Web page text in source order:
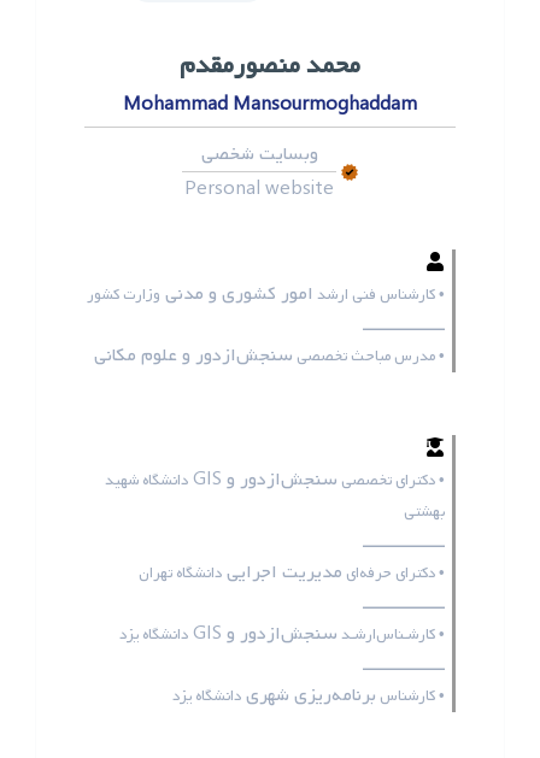
محمد ‌منصورمقدم
Mohammad Mansourmoghaddam
وبسایت شخصی
Personal website
• کارشناس فنی ارشد امور کشوری و مدنی وزارت کشور
ـــــــــــــــــ
• مدرس مباحث تخصصی سنجش‌ازدور و علوم مکانی
• دکترای تخصصی سنجش‌ازدور و GIS
دانشگاه شهید
بهشتی
ـــــــــــــــــ
• دکترای حرفه‌ای مدیریت اجرایی دانشگاه تهران
ـــــــــــــــــ
• کارشـناس‌ارشـد سنجش‌ازدور و GIS دانشگاه یزد
ـــــــــــــــــ
• کارشناس برنامه‌ریزی شهری دانشگاه یزد